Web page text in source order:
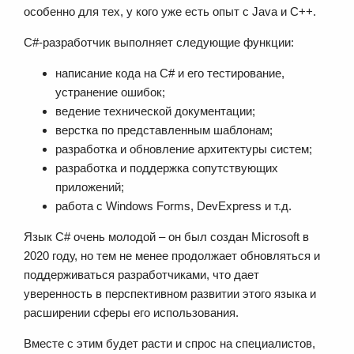
особенно для тех, у кого уже есть опыт с Java и С++.
C#-разработчик выполняет следующие функции:
написание кода на C# и его тестирование,
устранение ошибок;
ведение технической документации;
верстка по представленным шаблонам;
разработка и обновление архитектуры систем;
разработка и поддержка сопутствующих
приложений;
работа с Windows Forms, DevExpress и т.д.
Язык C# очень молодой – он был создан Microsoft в
2020 году, но тем не менее продолжает обновляться и
поддерживаться разработчиками, что дает
уверенность в перспективном развитии этого языка и
расширении сферы его использования.
Вместе с этим будет расти и спрос на специалистов,